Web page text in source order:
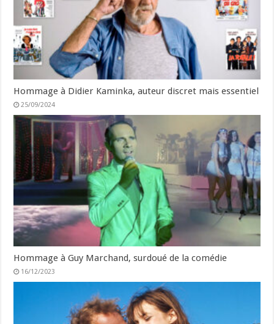
Hommage à Didier Kaminka, auteur discret mais essentiel
25/09/2024
Hommage à Guy Marchand, surdoué de la comédie
16/12/2023